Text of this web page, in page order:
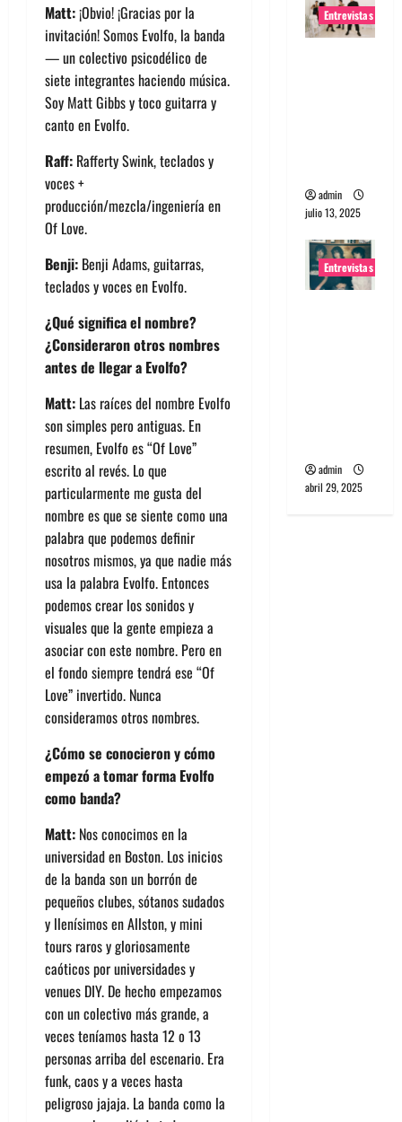
Matt:¡Obvio! ¡Gracias por la
invitación! Somos Evolfo, la banda
— un colectivo psicodélico de
siete integrantes haciendo música.
Soy Matt Gibbs y toco guitarra y
canto en Evolfo.
Raff: Rafferty Swink, teclados y
voces +
producción/mezcla/ingeniería en
Of Love.
Benji: Benji Adams, guitarras,
teclados y voces en Evolfo.
¿Qué significa el nombre?
¿Consideraron otros nombres
antes de llegar a Evolfo?
Matt: Las raíces del nombre Evolfo
son simples pero antiguas. En
resumen, Evolfo es “Of Love”
escrito al revés. Lo que
particularmente me gusta del
nombre es que se siente como una
palabra que podemos definir
nosotros mismos, ya que nadie más
usa la palabra Evolfo. Entonces
podemos crear los sonidos y
visuales que la gente empieza a
asociar con este nombre. Pero en
el fondo siempre tendrá ese “Of
Love” invertido. Nunca
consideramos otros nombres.
¿Cómo se conocieron y cómo
empezó a tomar forma Evolfo
como banda?
Matt: Nos conocimos en la
universidad en Boston. Los inicios
de la banda son un borrón de
pequeños clubes, sótanos sudados
y llenísimos en Allston, y mini
tours raros y gloriosamente
caóticos por universidades y
venues DIY. De hecho empezamos
con un colectivo más grande, a
veces teníamos hasta 12 o 13
personas arriba del escenario. Era
funk, caos y a veces hasta
peligroso jajaja. La banda como la
Entrevistas
admin
julio 13, 2025
Entrevistas
admin
abril 29, 2025